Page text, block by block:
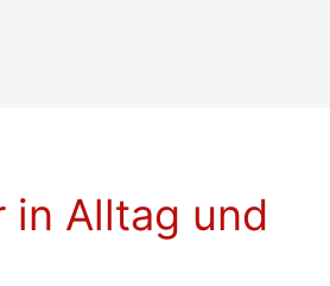
in Alltag und